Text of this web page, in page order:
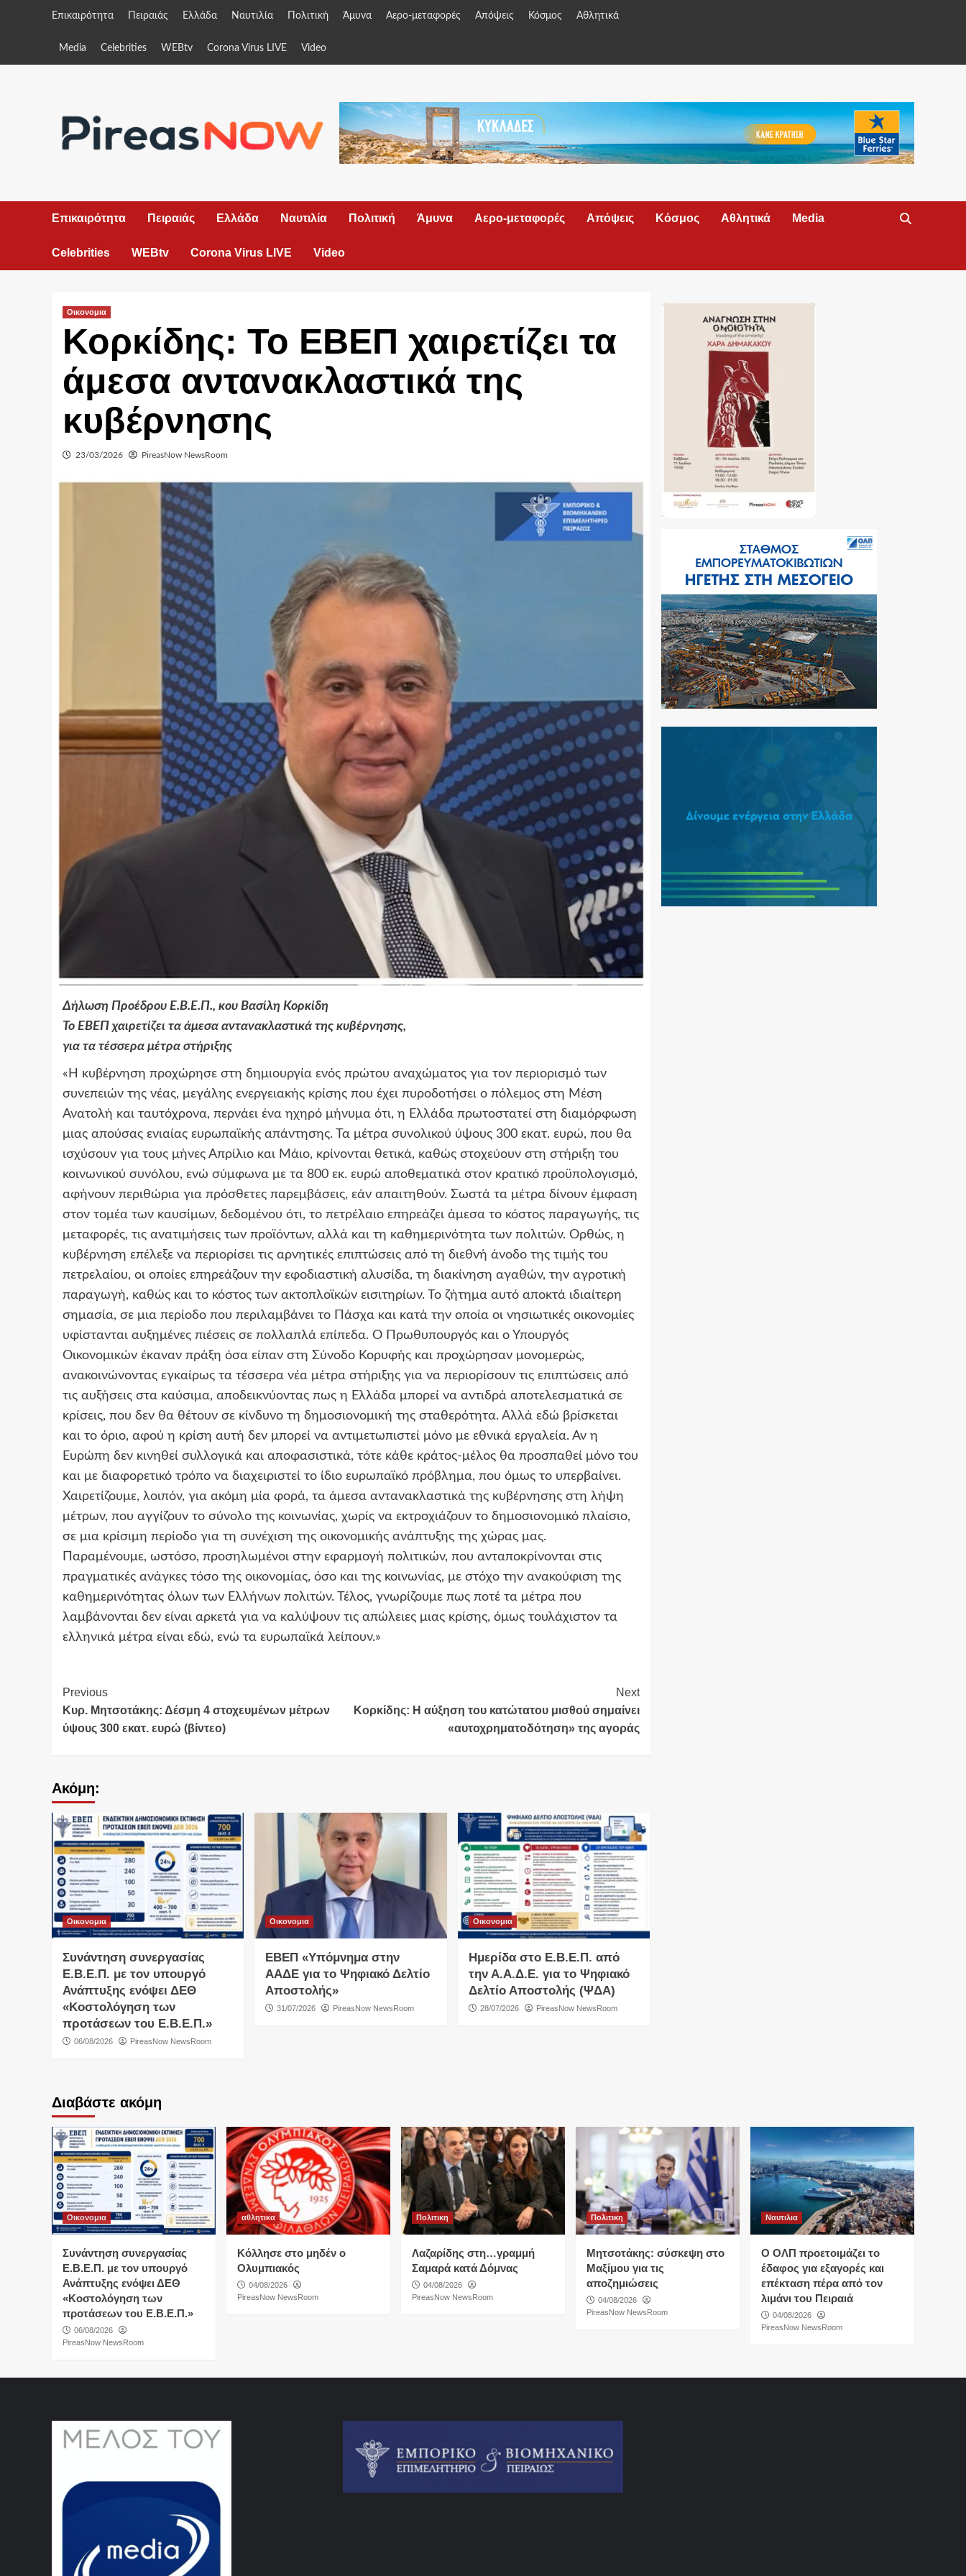
Επικαιρότητα Πειραιάς Ελλάδα Ναυτιλία Πολιτική Άμυνα Αερο-μεταφορές Απόψεις Κόσμος Αθλητικά
Media Celebrities WEBtv Corona Virus LIVE Video
Επικαιρότητα Πειραιάς Ελλάδα Ναυτιλία Πολιτική Άμυνα Αερο-μεταφορές Απόψεις Κόσμος Αθλητικά Media
Celebrities WEBtv Corona Virus LIVE Video
Οικονομια
Κορκίδης: Το ΕΒΕΠ χαιρετίζει τα
άμεσα αντανακλαστικά της
κυβέρνησης
23/03/2026 PireasNow NewsRoom
Δήλωση Προέδρου Ε.Β.Ε.Π., κου Βασίλη Κορκίδη
Το ΕΒΕΠ χαιρετίζει τα άμεσα αντανακλαστικά της κυβέρνησης,
για τα τέσσερα μέτρα στήριξης
«Η κυβέρνηση προχώρησε στη δημιουργία ενός πρώτου αναχώματος για τον περιορισμό των
συνεπειών της νέας, μεγάλης ενεργειακής κρίσης που έχει πυροδοτήσει ο πόλεμος στη Μέση
Ανατολή και ταυτόχρονα, περνάει ένα ηχηρό μήνυμα ότι, η Ελλάδα πρωτοστατεί στη διαμόρφωση
μιας απούσας ενιαίας ευρωπαϊκής απάντησης. Τα μέτρα συνολικού ύψους 300 εκατ. ευρώ, που θα
ισχύσουν για τους μήνες Απρίλιο και Μάιο, κρίνονται θετικά, καθώς στοχεύουν στη στήριξη του
κοινωνικού συνόλου, ενώ σύμφωνα με τα 800 εκ. ευρώ αποθεματικά στον κρατικό προϋπολογισμό,
αφήνουν περιθώρια για πρόσθετες παρεμβάσεις, εάν απαιτηθούν. Σωστά τα μέτρα δίνουν έμφαση
στον τομέα των καυσίμων, δεδομένου ότι, το πετρέλαιο επηρεάζει άμεσα το κόστος παραγωγής, τις
μεταφορές, τις ανατιμήσεις των προϊόντων, αλλά και τη καθημερινότητα των πολιτών. Ορθώς, η
κυβέρνηση επέλεξε να περιορίσει τις αρνητικές επιπτώσεις από τη διεθνή άνοδο της τιμής του
πετρελαίου, οι οποίες επηρεάζουν την εφοδιαστική αλυσίδα, τη διακίνηση αγαθών, την αγροτική
παραγωγή, καθώς και το κόστος των ακτοπλοϊκών εισιτηρίων. Το ζήτημα αυτό αποκτά ιδιαίτερη
σημασία, σε μια περίοδο που περιλαμβάνει το Πάσχα και κατά την οποία οι νησιωτικές οικονομίες
υφίστανται αυξημένες πιέσεις σε πολλαπλά επίπεδα. Ο Πρωθυπουργός και ο Υπουργός
Οικονομικών έκαναν πράξη όσα είπαν στη Σύνοδο Κορυφής και προχώρησαν μονομερώς,
ανακοινώνοντας εγκαίρως τα τέσσερα νέα μέτρα στήριξης για να περιορίσουν τις επιπτώσεις από
τις αυξήσεις στα καύσιμα, αποδεικνύοντας πως η Ελλάδα μπορεί να αντιδρά αποτελεσματικά σε
κρίσεις, που δεν θα θέτουν σε κίνδυνο τη δημοσιονομική της σταθερότητα. Αλλά εδώ βρίσκεται
και το όριο, αφού η κρίση αυτή δεν μπορεί να αντιμετωπιστεί μόνο με εθνικά εργαλεία. Αν η
Ευρώπη δεν κινηθεί συλλογικά και αποφασιστικά, τότε κάθε κράτος-μέλος θα προσπαθεί μόνο του
και με διαφορετικό τρόπο να διαχειριστεί το ίδιο ευρωπαϊκό πρόβλημα, που όμως το υπερβαίνει.
Χαιρετίζουμε, λοιπόν, για ακόμη μία φορά, τα άμεσα αντανακλαστικά της κυβέρνησης στη λήψη
μέτρων, που αγγίζουν το σύνολο της κοινωνίας, χωρίς να εκτροχιάζουν το δημοσιονομικό πλαίσιο,
σε μια κρίσιμη περίοδο για τη συνέχιση της οικονομικής ανάπτυξης της χώρας μας.
Παραμένουμε, ωστόσο, προσηλωμένοι στην εφαρμογή πολιτικών, που ανταποκρίνονται στις
πραγματικές ανάγκες τόσο της οικονομίας, όσο και της κοινωνίας, με στόχο την ανακούφιση της
καθημερινότητας όλων των Ελλήνων πολιτών. Τέλος, γνωρίζουμε πως ποτέ τα μέτρα που
λαμβάνονται δεν είναι αρκετά για να καλύψουν τις απώλειες μιας κρίσης, όμως τουλάχιστον τα
ελληνικά μέτρα είναι εδώ, ενώ τα ευρωπαϊκά λείπουν.»
Continue
Reading
Previous
Κυρ. Μητσοτάκης: Δέσμη 4 στοχευμένων μέτρων
ύψους 300 εκατ. ευρώ (βίντεο)
Next
Κορκίδης: Η αύξηση του κατώτατου μισθού σημαίνει
«αυτοχρηματοδότηση» της αγοράς
Ακόμη:
Οικονομια
Συνάντηση συνεργασίας
Ε.Β.Ε.Π. με τον υπουργό
Ανάπτυξης ενόψει ΔΕΘ
«Κοστολόγηση των
προτάσεων του Ε.Β.Ε.Π.»
06/08/2026 PireasNow NewsRoom
Οικονομια
ΕΒΕΠ «Υπόμνημα στην
ΑΑΔΕ για το Ψηφιακό Δελτίο
Αποστολής»
31/07/2026 PireasNow NewsRoom
Οικονομια
Ημερίδα στο Ε.Β.Ε.Π. από
την Α.Α.Δ.Ε. για το Ψηφιακό
Δελτίο Αποστολής (ΨΔΑ)
28/07/2026 PireasNow NewsRoom
Διαβάστε ακόμη
Οικονομια
Συνάντηση συνεργασίας
Ε.Β.Ε.Π. με τον υπουργό
Ανάπτυξης ενόψει ΔΕΘ
«Κοστολόγηση των
προτάσεων του Ε.Β.Ε.Π.»
06/08/2026
PireasNow NewsRoom
αθλητικα
Κόλλησε στο μηδέν ο
Ολυμπιακός
04/08/2026
PireasNow NewsRoom
Πολιτικη
Λαζαρίδης στη…γραμμή
Σαμαρά κατά Δόμνας
04/08/2026
PireasNow NewsRoom
Πολιτικη
Μητσοτάκης: σύσκεψη στο
Μαξίμου για τις
αποζημιώσεις
04/08/2026
PireasNow NewsRoom
Ναυτιλια
O ΟΛΠ προετοιμάζει το
έδαφος για εξαγορές και
επέκταση πέρα από τον
λιμάνι του Πειραιά
04/08/2026
PireasNow NewsRoom